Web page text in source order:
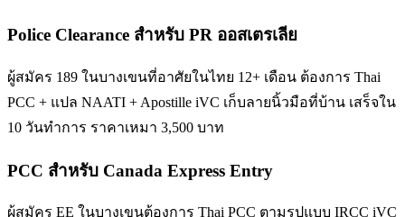
Police Clearance สำหรับ PR ออสเตรเลีย
ผู้สมัคร 189 ในบางเขนที่อาศัยในไทย 12+ เดือน ต้องการ Thai
PCC + แปล NAATI + Apostille iVC เก็บลายนิ้วมือที่บ้าน เสร็จใน
10 วันทำการ ราคาเหมา 3,500 บาท
PCC สำหรับ Canada Express Entry
ผู้สมัคร EE ในบางเขนต้องการ Thai PCC ตามรูปแบบ IRCC iVC